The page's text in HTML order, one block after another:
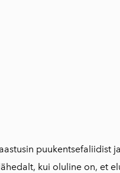
puukentsefaliidist
kui oluline on, et